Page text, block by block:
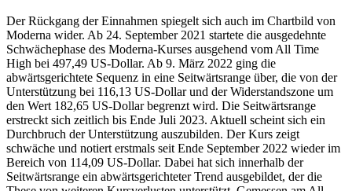
Der Rückgang der Einnahmen spiegelt sich auch im Chartbild von
Moderna wider. Ab 24. September 2021 startete die ausgedehnte
Schwächephase des Moderna-Kurses ausgehend vom All Time
High bei 497,49 US-Dollar. Ab 9. März 2022 ging die
abwärtsgerichtete Sequenz in eine Seitwärtsrange über, die von der
Unterstützung bei 116,13 US-Dollar und der Widerstandszone um
den Wert 182,65 US-Dollar begrenzt wird. Die Seitwärtsrange
erstreckt sich zeitlich bis Ende Juli 2023. Aktuell scheint sich ein
Durchbruch der Unterstützung auszubilden. Der Kurs zeigt
schwäche und notiert erstmals seit Ende September 2022 wieder im
Bereich von 114,09 US-Dollar. Dabei hat sich innerhalb der
Seitwärtsrange ein abwärtsgerichteter Trend ausgebildet, der die